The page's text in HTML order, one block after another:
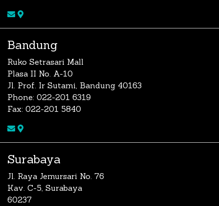
Bandung
Ruko Setrasari Mall
Plasa II No. A-10
Jl. Prof. Ir Sutami, Bandung 40163
Phone: 022-201 6319
Fax: 022-201 5840
Surabaya
Jl. Raya Jemursari No. 76
Kav. C-5, Surabaya
60237